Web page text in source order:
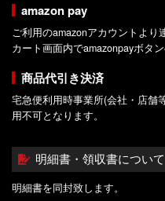
amazon pay
ご利用のamazonアカウントより
カート画面内でamazonpayボタ
商品代引き決済
宅急便利用時事業所(会社・店舗
用不可となります。
明細書・領収書について
明細書を同封致します。